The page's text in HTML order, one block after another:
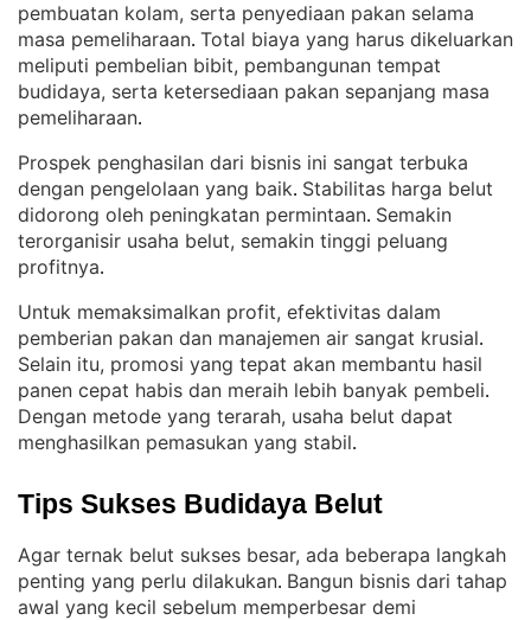
pembuatan kolam, serta penyediaan pakan selama
masa pemeliharaan. Total biaya yang harus dikeluarkan
meliputi pembelian bibit, pembangunan tempat
budidaya, serta ketersediaan pakan sepanjang masa
pemeliharaan.
Prospek penghasilan dari bisnis ini sangat terbuka
dengan pengelolaan yang baik. Stabilitas harga belut
didorong oleh peningkatan permintaan. Semakin
terorganisir usaha belut, semakin tinggi peluang
profitnya.
Untuk memaksimalkan profit, efektivitas dalam
pemberian pakan dan manajemen air sangat krusial
Selain itu, promosi yang tepat akan membantu hasil
panen cepat habis dan meraih lebih banyak pembeli
Dengan metode yang terarah, usaha belut dapat
menghasilkan pemasukan yang stabil.
Tips Sukses Budidaya Belut
Agar ternak belut sukses besar, ada beberapa langkah
penting yang perlu dilakukan. Bangun bisnis dari tahap
awal yang kecil sebelum memperbesar demi